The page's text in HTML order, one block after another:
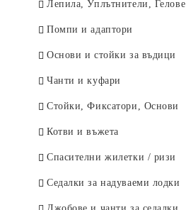
Лепила, Уплътнители, Гелове
Помпи и адаптори
Основи и стойки за въдици
Чанти и куфари
Стойки, Фиксатори, Основи
Котви и въжета
Спасителни жилетки / ризи
Седалки за надуваеми лодки